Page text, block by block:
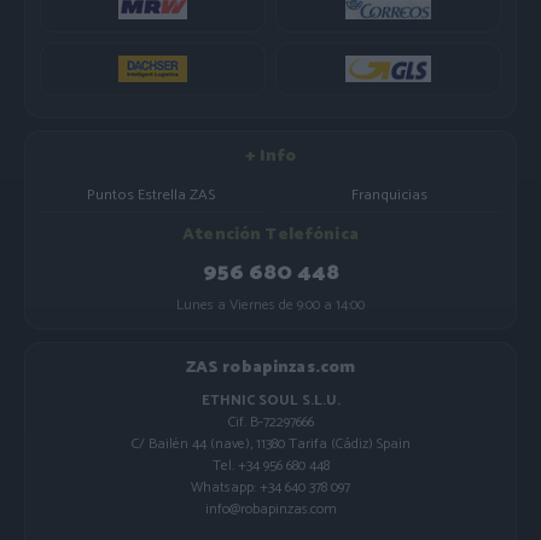
+ Info
Puntos Estrella ZAS Franquicias
Atención Telefónica
956 680 448
Lunes a Viernes de 9:00 a 14:00
ZAS robapinzas.com
ETHNIC SOUL S.L.U.
Cif. B-72297666
C/ Bailén 44 (nave), 11380 Tarifa (Cádiz) Spain
Tel. +34 956 680 448
Whatsapp: +34 640 378 097
info@robapinzas.com